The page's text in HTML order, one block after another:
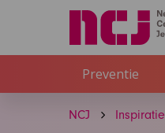
Preventie
NCJ Inspiratie